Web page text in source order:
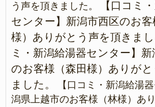
う声を頂きました。
【口コミ
センター】新潟市西区のお客
様）ありがとう声を頂きまし
ミ・新潟給湯器センター】
のお客様（森田様）ありがと
ました。
【口コミ・新潟給湯
潟県上越市のお客様（林様）あ